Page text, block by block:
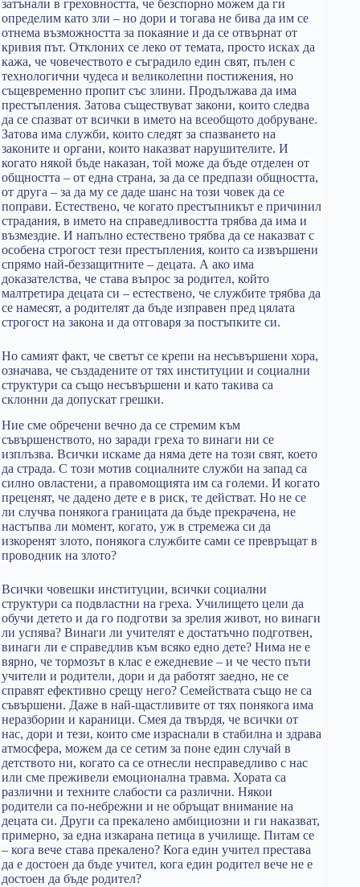
затънали в греховността, че безспорно можем да ги
определим като зли – но дори и тогава не бива да им се
отнема възможността за покаяние и да се отвърнат от
кривия път. Отклоних се леко от темата, просто исках да
кажа, че човечеството е съградило един свят, пълен с
технологични чудеса и великолепни постижения, но
същевременно пропит със злини. Продължава да има
престъпления. Затова съществуват закони, които следва
да се спазват от всички в името на всеобщото добруване.
Затова има служби, които следят за спазването на
законите и органи, които наказват нарушителите. И
когато някой бъде наказан, той може да бъде отделен от
общността – от една страна, за да се предпази общността,
от друга – за да му се даде шанс на този човек да се
поправи. Естествено, че когато престъпникът е причинил
страдания, в името на справедливостта трябва да има и
възмездие. И напълно естествено трябва да се наказват с
особена строгост тези престъпления, които са извършени
спрямо най-беззащитните – децата. А ако има
доказателства, че става въпрос за родител, който
малтретира децата си – естествено, че службите трябва да
се намесят, а родителят да бъде изправен пред цялата
строгост на закона и да отговаря за постъпките си.
Но самият факт, че светът се крепи на несъвършени хора,
означава, че създадените от тях институции и социални
структури са също несъвършени и като такива са
склонни да допускат грешки.
Ние сме обречени вечно да се стремим към
съвършенството, но заради греха то винаги ни се
изплъзва. Всички искаме да няма дете на този свят, което
да страда. С този мотив социалните служби на запад са
силно овластени, а правомощията им са големи. И когато
преценят, че дадено дете е в риск, те действат. Но не се
ли случва понякога границата да бъде прекрачена, не
настъпва ли момент, когато, уж в стремежа си да
изкоренят злото, понякога службите сами се превръщат в
проводник на злото?
Всички човешки институции, всички социални
структури са подвластни на греха. Училището цели да
обучи детето и да го подготви за зрелия живот, но винаги
ли успява? Винаги ли учителят е достатъчно подготвен,
винаги ли е справедлив към всяко едно дете? Нима не е
вярно, че тормозът в клас е ежедневие – и че често пъти
учители и родители, дори и да работят заедно, не се
справят ефективно срещу него? Семействата също не са
съвършени. Даже в най-щастливите от тях понякога има
неразбории и караници. Смея да твърдя, че всички от
нас, дори и тези, които сме израснали в стабилна и здрава
атмосфера, можем да се сетим за поне един случай в
детството ни, когато са се отнесли несправедливо с нас
или сме преживели емоционална травма. Хората са
различни и техните слабости са различни. Някои
родители са по-небрежни и не обръщат внимание на
децата си. Други са прекалено амбициозни и ги наказват,
примерно, за една изкарана петица в училище. Питам се
– кога вече става прекалено? Кога един учител престава
да е достоен да бъде учител, кога един родител вече не е
достоен да бъде родител?